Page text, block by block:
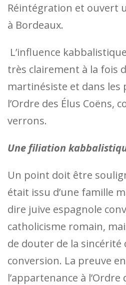
Réintégration et ouvert
à Bordeaux.
L’influence
très clairement à la fois
martinésiste et dans les
l’Ordre des Élus Coëns,
verrons.
Une filiation
Un point doit être
était issu d’une famille
dire juive espagnole
catholicisme romain,
de douter de la sincérité
conversion. La preuve
l’appartenance à l’Ordre